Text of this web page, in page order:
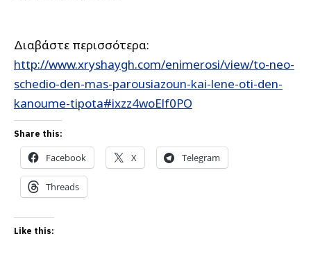
Διαβάστε περισσότερα:
http://www.xryshaygh.com/enimerosi/view/to-neo-
schedio-den-mas-parousiazoun-kai-lene-oti-den-
kanoume-tipota#ixzz4woElf0PO
Share this:
Facebook X Telegram
Threads
Like this: